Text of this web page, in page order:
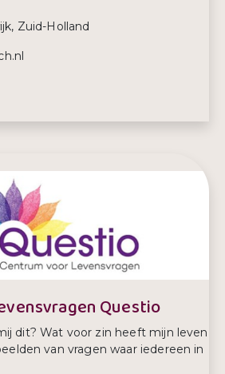
Zuid-Holland
Questio
dit? Wat voor zin heeft mijn leven
van vragen waar iedereen in